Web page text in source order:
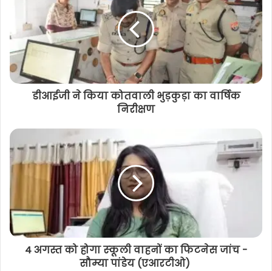
t
e
डीआईजी ने किया कोतवाली भुड़कुड़ा का वार्षिक
निरीक्षण
4 अगस्त को होगा स्‍कूली वाहनों का फिटनेस जांच -
सौम्या पांडेय (एआरटीओ)